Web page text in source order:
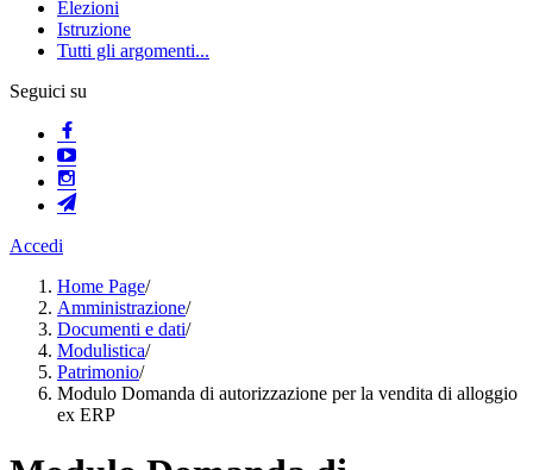
Elezioni
Istruzione
Tutti gli argomenti...
Seguici su
Accedi
Home Page/
Amministrazione/
Documenti e dati/
Modulistica/
Patrimonio/
Modulo Domanda di autorizzazione per la vendita di alloggio
ex ERP